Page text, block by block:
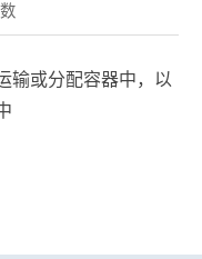
输或分配容器中，以